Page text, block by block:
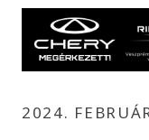
2024.